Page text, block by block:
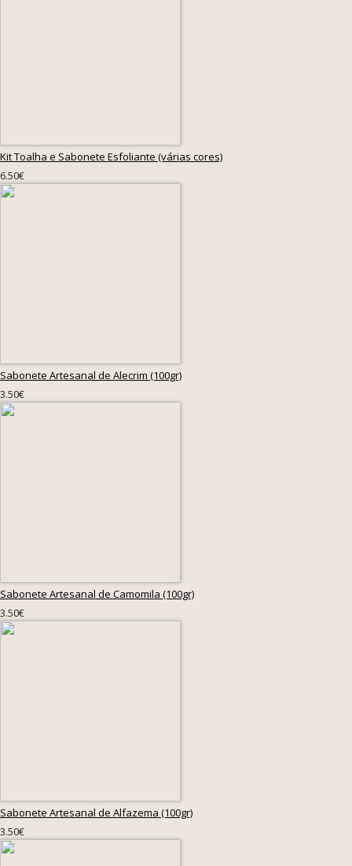
Kit Toalha e Sabonete Esfoliante (várias cores)
6.50€
Sabonete Artesanal de Alecrim (100gr)
3.50€
Sabonete Artesanal de Camomila (100gr)
3.50€
Sabonete Artesanal de Alfazema (100gr)
3.50€